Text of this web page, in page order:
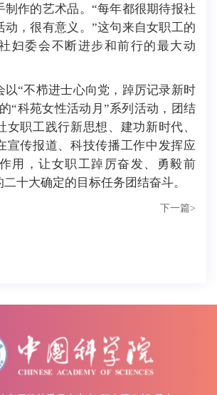
制作的艺术品。“每年都很期待报社
动，很有意义。”这句来自女职工的
妇委会不断进步和前行的最大动
以“不栉进士心向党，踔厉记录新时
“科苑女性活动月”系列活动，团结
女职工 践行新思想、建功新时代、
宣传报道、科技传播工作中发挥应
用，让女职工踔厉奋发、勇毅前
十大确定的目标任务团结奋斗。
下一篇>